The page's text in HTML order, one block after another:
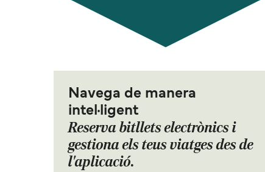
Navega de manera
intel·ligent
Reserva bitllets electrònics i
gestiona els teus viatges des de
l'aplicació.